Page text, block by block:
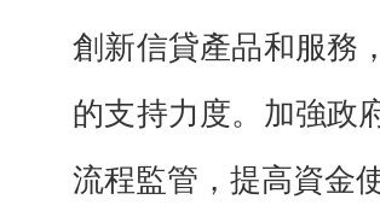
創新信貸產品和服務
的支持力度。加強政
流程監管，提高資金